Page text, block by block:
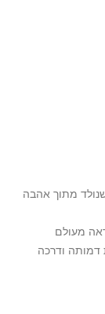
מתוך אהבה
מעולם
דמותה ודרכה